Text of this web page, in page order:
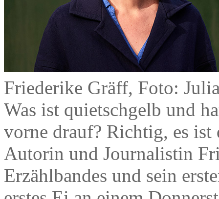
Friederike Gräff, Foto:
Was ist quietschgelb und
vorne drauf? Richtig, es ist
Autorin und Journalistin
Erzählbandes und sein